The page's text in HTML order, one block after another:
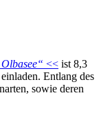
<< ist 8,3
einladen. Entlang des
sowie deren